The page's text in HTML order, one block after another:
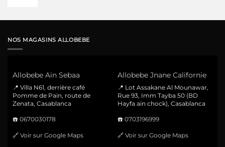
NOS MAGASINS ALLOBEBE
Allobebe Ain Sebaa
📍 Villa N61, derrière café
Pomme de Pain, route de
Zenata, Casablanca
☎️ 0670030178
🔗 Voir sur Google Maps
Allobebe Jnane Californie
📍 Lot Assakane Al Mounawar,
Rue 93, Imm Tayba 50 (BD
Hayfa ain chock), Casablanca
☎️ 0703196999
🔗 Voir sur Google Maps